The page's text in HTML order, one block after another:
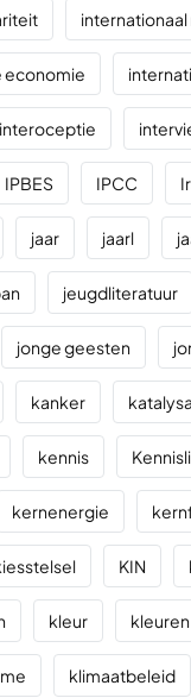
economie
interoceptie
IPBES IPCC
jaar jaarl
jeugdliteratuur
jonge geesten
kanker
kennis
kernenergie
KIN
kleur kleuren
klimaatbeleid